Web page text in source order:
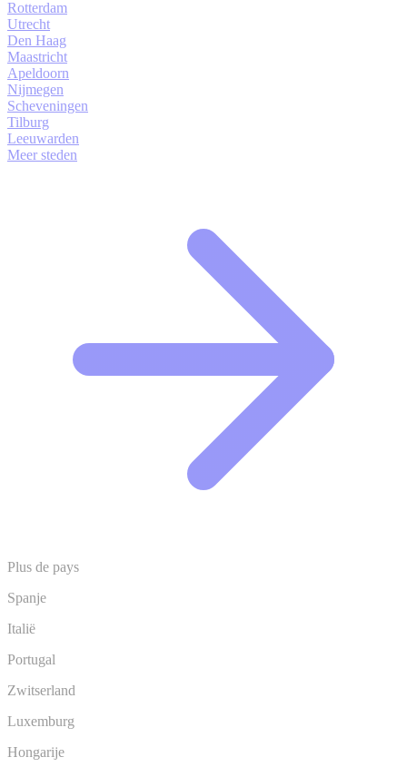
Rotterdam
Utrecht
Den Haag
Maastricht
Apeldoorn
Nijmegen
Scheveningen
Tilburg
Leeuwarden
Meer steden
Plus de pays
Spanje
Italië
Portugal
Zwitserland
Luxemburg
Hongarije